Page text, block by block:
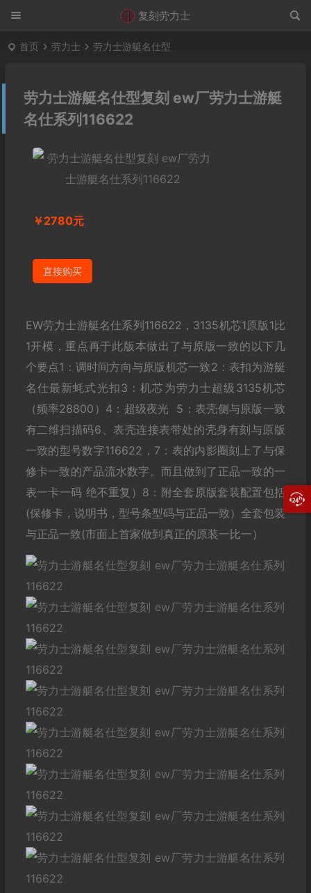
复刻劳力士
首页 劳力士 劳力士游艇名仕型
劳力士游艇名仕型复刻 ew厂劳力士游艇
名仕系列116622
￥2780元
直接购买
EW劳力士游艇名仕系列116622，3135机芯1原版1比
1开模，重点再于此版本做出了与原版一致的以下几
个要点1：调时间方向与原版机芯一致2：表扣为游艇
名仕最新蚝式光扣3：机芯为劳力士超级3135机芯
（频率28800）4：超级夜光 5：表壳侧与原版一致
有二维扫描码6、表壳连接表带处的壳身有刻与原版
一致的型号数字116622，7：表的内影圈刻上了与保
修卡一致的产品流水数字。而且做到了正品一致的一
表一卡一码 绝不重复）8：附全套原版套装配置包括
(保修卡，说明书，型号条型码与正品一致）全套包装
与正品一致(市面上首家做到真正的原装一比一）